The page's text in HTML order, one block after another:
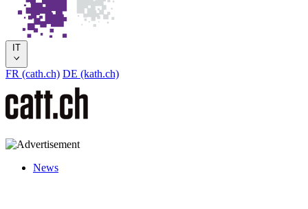
IT
FR (cath.ch) DE (kath.ch)
News